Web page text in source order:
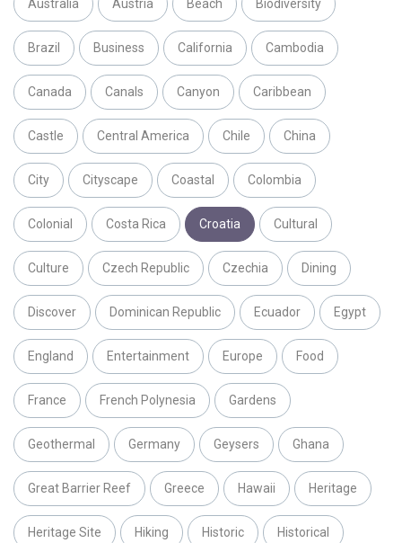
Australia Austria Beach Biodiversity
Brazil Business California Cambodia
Canada Canals Canyon Caribbean
Castle Central America Chile China
City Cityscape Coastal Colombia
Colonial Costa Rica Croatia Cultural
Culture Czech Republic Czechia Dining
Discover Dominican Republic Ecuador Egypt
England Entertainment Europe Food
France French Polynesia Gardens
Geothermal Germany Geysers Ghana
Great Barrier Reef Greece Hawaii Heritage
Heritage Site Hiking Historic Historical